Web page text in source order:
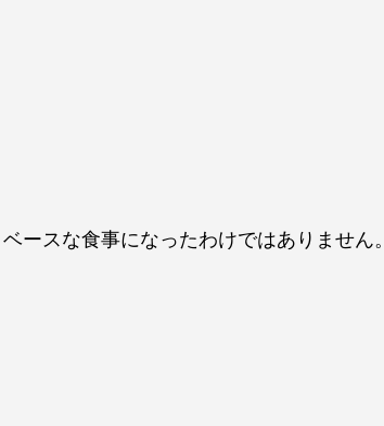
ースな食事になったわけではありません。